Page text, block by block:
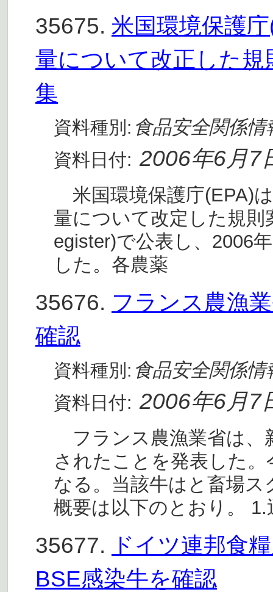
35675. 米国環境保護
量について改正した
集
資料種別: 食品安全関係情
資料日付: 2006年6月7
米国環境保護庁(EPA)
量について改定した規則
egister)で公表し、2006
した。各農薬
35676. フランス農漁
確認
資料種別: 食品安全関係情
資料日付: 2006年6月7
フランス農漁業省は、
されたことを発表した
なる。当該牛はと畜場
概要は以下のとおり。 1.
35677.
ドイツ連邦食
BSE感染牛を確認